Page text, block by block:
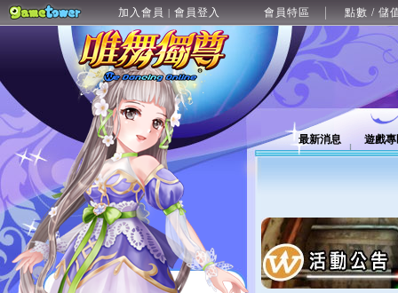
加入會員 | 會員登入 會員特區 點數 / 儲
最新消息 遊戲